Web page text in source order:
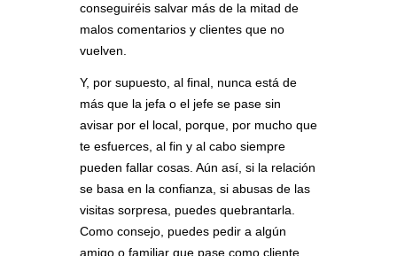
conseguiréis salvar más de la mitad de
malos comentarios y clientes que no
vuelven.
Y, por supuesto, al final, nunca está de
más que la jefa o el jefe se pase sin
avisar por el local, porque, por mucho que
te esfuerces, al fin y al cabo siempre
pueden fallar cosas. Aún así, si la relación
se basa en la confianza, si abusas de las
visitas sorpresa, puedes quebrantarla.
Como consejo, puedes pedir a algún
amigo o familiar que pase como cliente